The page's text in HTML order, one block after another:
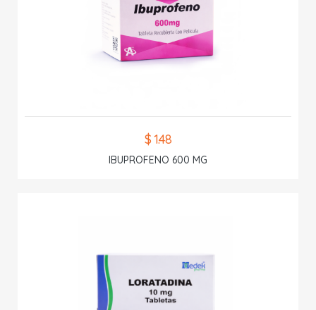
$ 1.48
IBUPROFENO 600 MG